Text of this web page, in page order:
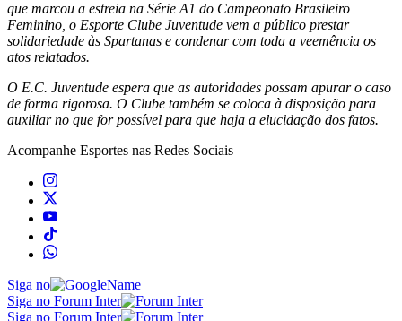
que marcou a estreia na Série A1 do Campeonato Brasileiro
Feminino, o Esporte Clube Juventude vem a público prestar
solidariedade às Spartanas e condenar com toda a veemência os
atos relatados.
O E.C. Juventude espera que as autoridades possam apurar o caso
de forma rigorosa. O Clube também se coloca à disposição para
auxiliar no que for possível para que haja a elucidação dos fatos.
Acompanhe Esportes nas Redes Sociais
Siga no
Siga no Forum Inter
Siga no Forum Inter